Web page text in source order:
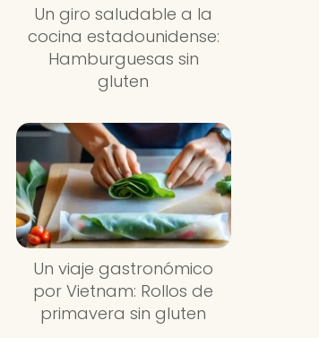
Un giro saludable a la
cocina estadounidense:
Hamburguesas sin
gluten
Un viaje gastronómico
por Vietnam: Rollos de
primavera sin gluten